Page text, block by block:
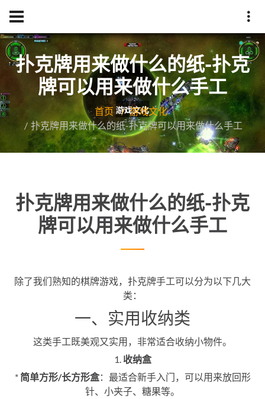
扑克牌用来做什么的纸-扑克
牌可以用来做什么手工
首页
游戏文化
扑克牌用来做什么的纸-扑克牌可以用来做什么手工
扑克牌用来做什么的纸-扑克
牌可以用来做什么手工
除了我们熟知的棋牌游戏，扑克牌手工可以分为以下几大
类：
一、实用收纳类
这类手工既美观又实用，非常适合收纳小物件。
1. 收纳盒
*简单方形/长方形盒：最适合新手入门，可以用来放回形
针、小夹子、糖果等。